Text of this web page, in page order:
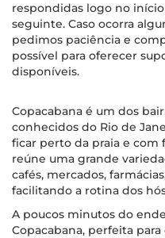
respondidas logo no
seguinte. Caso ocorra
pedimos paciência e
possível para oferecer
disponíveis.
Copacabana é um dos
conhecidos do Rio de
ficar perto da praia e com
reúne uma grande
cafés, mercados,
facilitando a rotina dos
A poucos minutos do
Copacabana, perfeita